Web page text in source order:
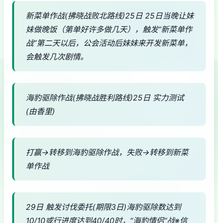
新菜单作战(拂晓战败北路线)25日 25日当晚让妹
妹做晚饭（第单好许多做几天），触发“新菜单作
战”第二天以后，公会活动后妹妹来开发新菜单，
会触发几次剧情。
海豹驱除作战(拂晓战胜利路线)25日 实力测试
(由香里)
打赢→转移到海豹驱除作战，失败→转移到新菜
单作战
29日 触发讨伐委托(期限3日)海豹驱除数达到
10/10或行进度达到40/40时，“海豹情侣”战※信